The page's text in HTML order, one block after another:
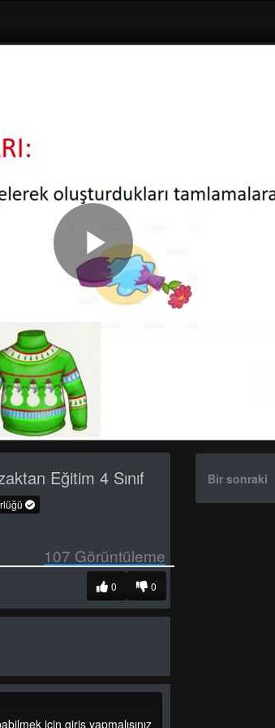
Play
Eğitim 4 Sınıf
107 Görüntüleme
0
0
için giriş yapmalısınız
Bir sonraki